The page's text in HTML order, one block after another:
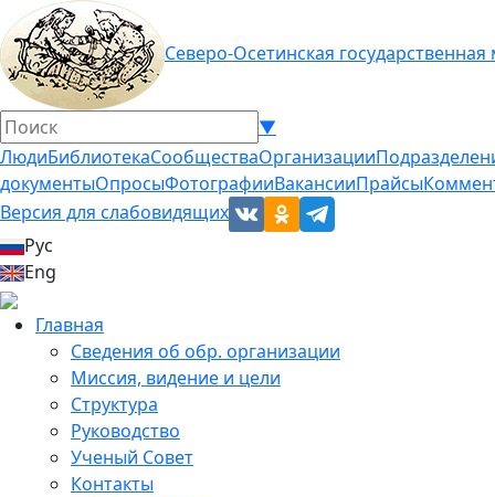
Северо-Осетинская
▼
ЛюдиБиблиотекаСообществаОрганизации
документыОпросыФотографииВакансииПрайсы
Версия для слабовидящих
Рус
Eng
Главная
Сведения об обр. организации
Миссия, видение и цели
Структура
Руководство
Ученый Совет
Контакты